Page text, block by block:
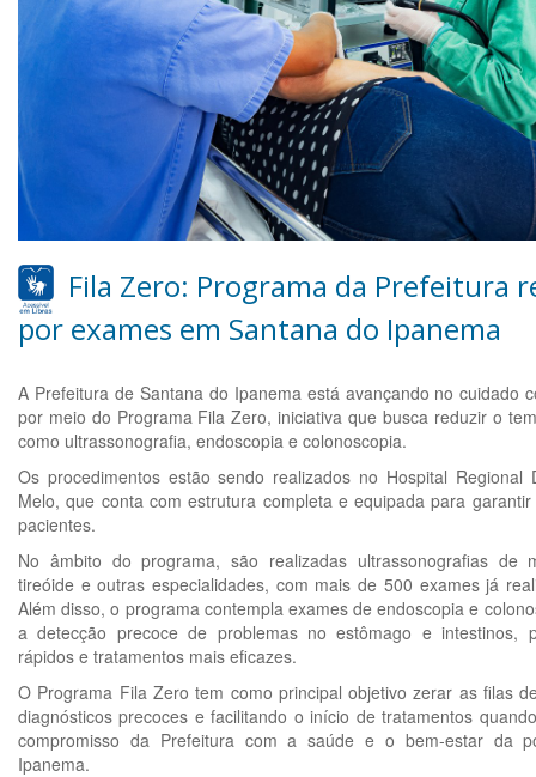
Fila Zero: Programa da Prefeitura
por exames em Santana do Ipanema
A Prefeitura de Santana do Ipanema está avançando no cuidado
por meio do Programa Fila Zero, iniciativa que busca reduzir o
como ultrassonografia, endoscopia e colonoscopia.
Os procedimentos estão sendo realizados no Hospital Regional
Melo, que conta com estrutura completa e equipada para
pacientes.
No âmbito do programa, são realizadas ultrassonografias de
tireóide e outras especialidades, com mais de 500 exames já
Além disso, o programa contempla exames de endoscopia e
a detecção precoce de problemas no estômago e intestinos,
rápidos e tratamentos mais eficazes.
O Programa Fila Zero tem como principal objetivo zerar as filas
diagnósticos precoces e facilitando o início de tratamentos
compromisso da Prefeitura com a saúde e o bem-estar da
Ipanema.